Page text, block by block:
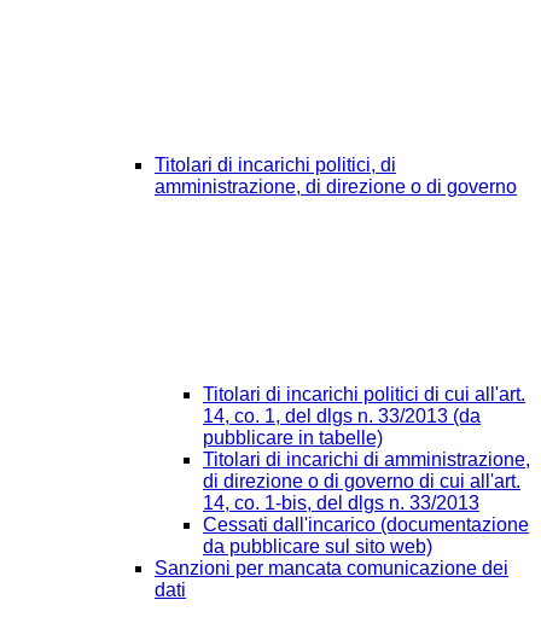
Titolari di incarichi politici, di
amministrazione, di direzione o di governo
Titolari di incarichi politici di cui all'art.
14, co. 1, del dlgs n. 33/2013 (da
pubblicare in tabelle)
Titolari di incarichi di amministrazione,
di direzione o di governo di cui all'art.
14, co. 1-bis, del dlgs n. 33/2013
Cessati dall'incarico (documentazione
da pubblicare sul sito web)
Sanzioni per mancata comunicazione dei
dati